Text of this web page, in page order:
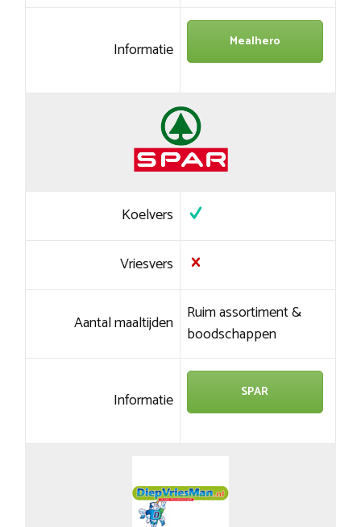
Informatie Mealhero
Koelvers
Vriesvers
Aantal maaltijden Ruim assortiment &
boodschappen
Informatie SPAR